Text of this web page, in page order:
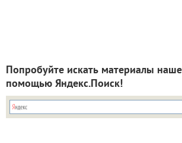
Попробуйте искать материалы
помощью Яндекс.Поиск!